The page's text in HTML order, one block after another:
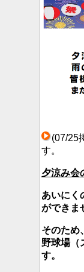
(07/25
す。
夕涼み
あいにく
ができま
そのた
野球場（
す。